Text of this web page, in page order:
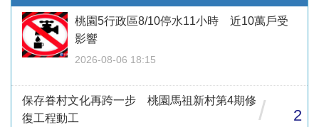
桃園5行政區8/10停水11小時 近10萬戶受
影響
2026-08-06 18:15
保存眷村文化再跨一步 桃園馬祖新村第4期修
復工程動工
/ 2